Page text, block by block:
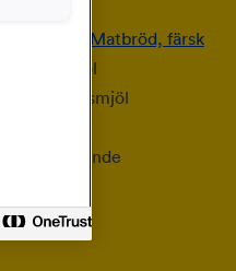
för Matbröd, färsk
vetemjöl
dl) grahamsmjöl
flytande